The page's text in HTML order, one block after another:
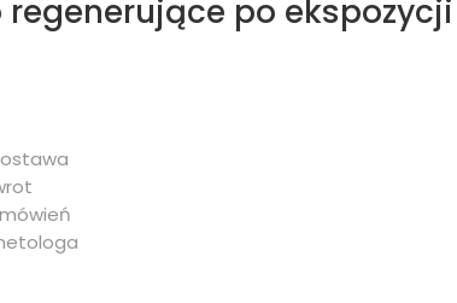
regenerujące po ekspozycji